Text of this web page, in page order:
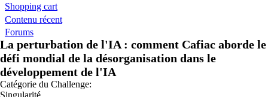
Shopping cart
Contenu récent
Forums
La perturbation de l'IA : comment Cafiac aborde le
défi mondial de la désorganisation dans le
développement de l'IA
Catégorie du Challenge:
Singularité